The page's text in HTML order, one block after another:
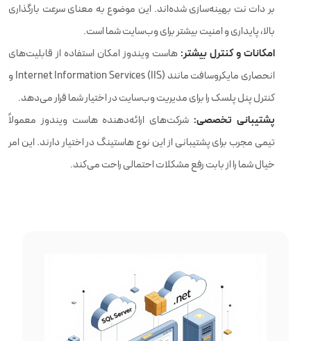
بر دات نت بهینه‌سازی شده‌اند. این موضوع به معنای سرعت بارگذاری
بالا، پایداری و امنیت بیشتر برای وب‌سایت شما است.
امکانات و کنترل بیشتر: هاست ویندوز امکان استفاده از قابلیت‌های
انحصاری مایکروسافت مانند Internet Information Services (IIS) و
کنترل پنل پلسک را برای مدیریت وب‌سایت در اختیار شما قرار می‌دهد.
پشتیبانی تخصصی: شرکت‌های ارائه‌دهنده هاست ویندوز معمولاً
تیمی مجرب برای پشتیبانی از این نوع هاستینگ در اختیار دارند. این امر
خیال شما را از بابت رفع مشکلات احتمالی راحت می‌کند.